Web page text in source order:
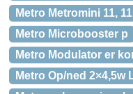
Metro Metromini 11,
Metro Microbooster p
Metro Modulator er
Metro Op/ned 2×4,5w